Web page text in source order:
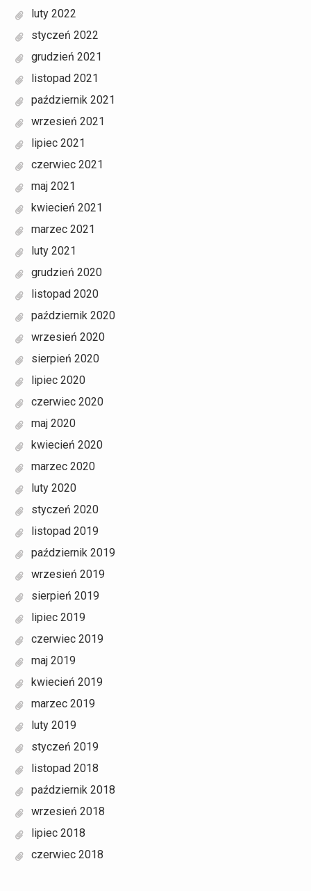
luty 2022
styczeń 2022
grudzień 2021
listopad 2021
październik 2021
wrzesień 2021
lipiec 2021
czerwiec 2021
maj 2021
kwiecień 2021
marzec 2021
luty 2021
grudzień 2020
listopad 2020
październik 2020
wrzesień 2020
sierpień 2020
lipiec 2020
czerwiec 2020
maj 2020
kwiecień 2020
marzec 2020
luty 2020
styczeń 2020
listopad 2019
październik 2019
wrzesień 2019
sierpień 2019
lipiec 2019
czerwiec 2019
maj 2019
kwiecień 2019
marzec 2019
luty 2019
styczeń 2019
listopad 2018
październik 2018
wrzesień 2018
lipiec 2018
czerwiec 2018